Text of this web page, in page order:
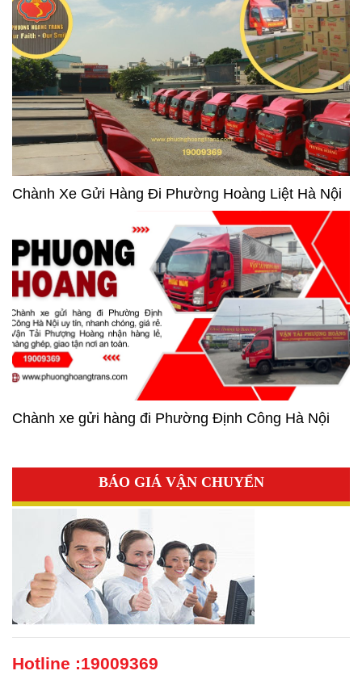
Chành Xe Gửi Hàng Đi Phường Hoàng Liệt Hà Nội
Chành xe gửi hàng đi Phường Định Công Hà Nội
BÁO GIÁ VẬN CHUYỂN
Hotline :19009369